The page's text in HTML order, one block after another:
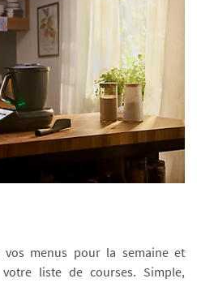
vos menus pour la semaine et
liste de courses. Simple,